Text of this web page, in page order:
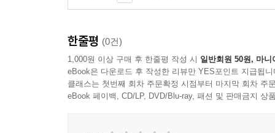
한줄평 (0건)
1,000원 이상 구매 후 한줄평 작성 시 일반회원 50원, 마니
eBook은 다운로드 후 작성한 리뷰만 YES포인트 지급됩니
클래스는 첫번째 회차 주문확정 시점부터 마지막 회차 주
eBook 페이백, CD/LP, DVD/Blu-ray, 패션 및 판매금지 상